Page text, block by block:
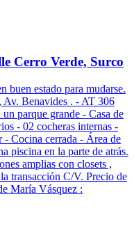
Cerro Verde, Surco
buen estado para mudarse.
Av. Benavides . - AT 306
parque grande - Casa de
- 02 cocheras internas -
Cocina cerrada - Área de
piscina en la parte de atrás.
amplias con closets ,
transacción C/V. Precio de
María Vásquez :